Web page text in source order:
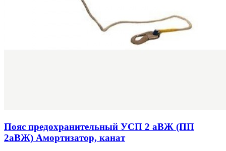
Пояс предохранительный УСП 2 аВЖ (ПП
2аВЖ) Амортизатор, канат